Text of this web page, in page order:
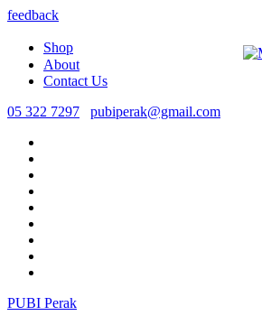
feedback
Shop
About
Contact Us
05 322 7297
pubiperak@gmail.com
PUBI Perak